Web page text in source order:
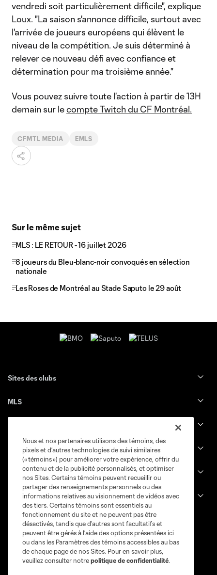
vendredi soit particulièrement difficile", explique
Loux. "La saison s'annonce difficile, surtout avec
l'arrivée de joueurs européens qui élèvent le
niveau de la compétition. Je suis déterminé à
relever ce nouveau défi avec confiance et
détermination pour ma troisième année."
Vous pouvez suivre toute l'action à partir de 13H
demain sur lecompte Twitch du CF Montréal.
CFMTL MEDIA EMLS
Sur le même sujet
MLS : LE RETOUR - 16 juillet 2026
8 joueurs du Bleu-blanc-noir convoqués en sélection
nationale
Les Roses de Montréal au Stade Saputo le 29 août
Sites des clubs
MLS
News
Club
Legal
Nous et nos partenaires utilisons des témoins, des
pixels et d’autres technologies de suivi similaires
(« témoins ») pour améliorer votre expérience, offrir du
contenu et de la publicité personnalisés, et optimiser
nos Sites. Certains témoins peuvent recueillir ou
partager des renseignements personnels ou des
informations relatives au visionnement de vidéos avec
des tiers. Certains témoins sont essentiels au
fonctionnement du site et ne peuvent pas être
désactivés, tandis que d’autres sont facultatifs et
peuvent être gérés à l’aide des options présentées ici
ou dans les Paramètres des témoins accessibles au bas
de chaque page de nos Sites. Pour en savoir plus,
veuillez consulter notrepolitique de confidentialité.